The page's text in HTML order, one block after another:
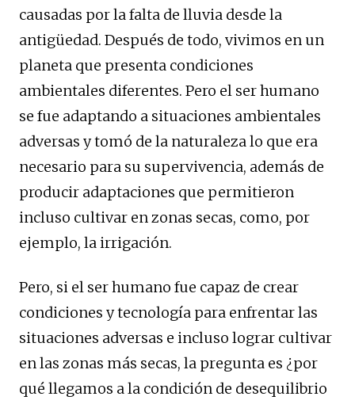
causadas por la falta de lluvia desde la
antigüedad. Después de todo, vivimos en un
planeta que presenta condiciones
ambientales diferentes. Pero el ser humano
se fue adaptando a situaciones ambientales
adversas y tomó de la naturaleza lo que era
necesario para su supervivencia, además de
producir adaptaciones que permitieron
incluso cultivar en zonas secas, como, por
ejemplo, la irrigación.
Pero, si el ser humano fue capaz de crear
condiciones y tecnología para enfrentar las
situaciones adversas e incluso lograr cultivar
en las zonas más secas, la pregunta es ¿por
qué llegamos a la condición de desequilibrio